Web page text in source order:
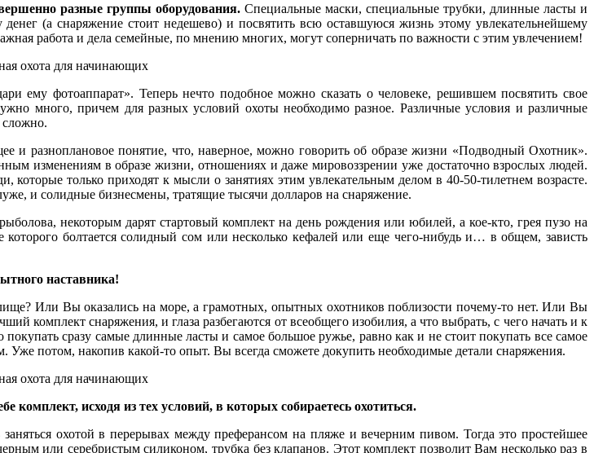
разные группы оборудования. Специальные маски, специальные трубки, длинные ласты и
(а снаряжение стоит недешево) и посвятить всю оставшуюся жизнь этому увлекательнейшему
работа и дела семейные, по мнению многих, могут соперничать по важности с этим увлечением!
ему фотоаппарат». Теперь нечто подобное можно сказать о человеке, решившем посвятить свое
много, причем для разных условий охоты необходимо разное. Различные условия и различные
сложно.
и разноплановое понятие, что, наверное, можно говорить об образе жизни «Подводный Охотник».
изменениям в образе жизни, отношениях и даже мировоззрении уже достаточно взрослых людей.
только приходят к мысли о занятиях этим увлекательным делом в 40-50-тилетнем возрасте.
и солидные бизнесмены, тратящие тысячи долларов на снаряжение.
некоторым дарят стартовый комплект на день рождения или юбилей, а кое-кто, грея пузо на
болтается солидный сом или несколько кефалей или еще чего-нибудь и… в общем, зависть
наставника!
Или Вы оказались на море, а грамотных, опытных охотников поблизости почему-то нет. Или Вы
комплект снаряжения, и глаза разбегаются от всеобщего изобилия, а что выбрать, с чего начать и к
сразу самые длинные ласты и самое большое ружье, равно как и не стоит покупать все самое
потом, накопив какой-то опыт. Вы всегда сможете докупить необходимые детали снаряжения.
комплект, исходя из тех условий, в которых собираетесь охотиться.
охотой в перерывах между преферансом на пляже и вечерним пивом. Тогда это простейшее
или серебристым силиконом, трубка без клапанов. Этот комплект позволит Вам несколько раз в